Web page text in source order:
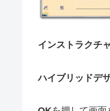
インストラクチ
ハイブリッドデ